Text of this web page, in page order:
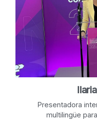
Presentadora
multilingüe